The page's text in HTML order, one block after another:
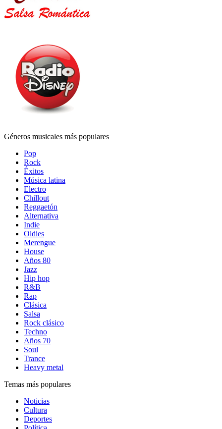
Géneros musicales más populares
Pop
Rock
Éxitos
Música latina
Electro
Chillout
Reggaetón
Alternativa
Indie
Oldies
Merengue
House
Años 80
Jazz
Hip hop
R&B
Rap
Clásica
Salsa
Rock clásico
Techno
Años 70
Soul
Trance
Heavy metal
Temas más populares
Noticias
Cultura
Deportes